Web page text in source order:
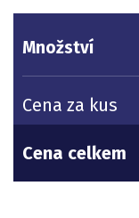
Množství
Cena za kus
Cena celkem